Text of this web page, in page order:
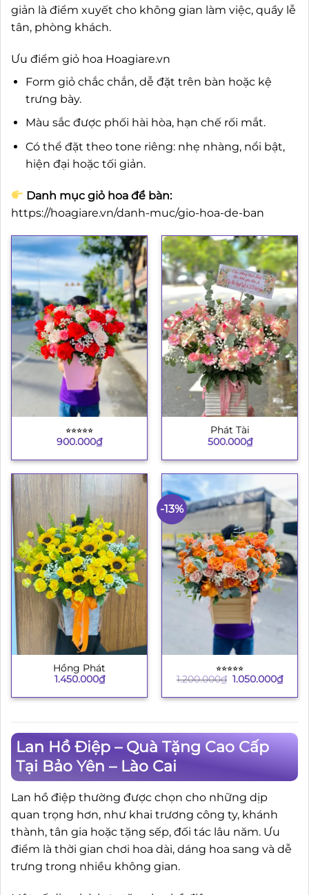
giản là điểm xuyết cho không gian làm việc, quầy lễ
tân, phòng khách.
Ưu điểm giỏ hoa Hoagiare.vn
Form giỏ chắc chắn, dễ đặt trên bàn hoặc kệ
trưng bày.
Màu sắc được phối hài hòa, hạn chế rối mắt.
Có thể đặt theo tone riêng: nhẹ nhàng, nổi bật,
hiện đại hoặc tối giản.
Danh mục giỏ hoa để bàn:
https://hoagiare.vn/danh-muc/gio-hoa-de-ban
⭐︎⭐︎⭐︎⭐︎⭐︎
900.000₫
Phát Tài
500.000₫
Hồng Phát
1.450.000₫
-13%
⭐︎⭐︎⭐︎⭐︎⭐︎
1.200.000₫ Giá
là:
1.050.000₫Giá
hiện
tại
Lan Hồ Điệp – Quà Tặng Cao Cấp
Tại Bảo Yên – Lào Cai
Lan hồ điệp thường được chọn cho những dịp
quan trọng hơn, như khai trương công ty, khánh
thành, tân gia hoặc tặng sếp, đối tác lâu năm. Ưu
điểm là thời gian chơi hoa dài, dáng hoa sang và dễ
trưng trong nhiều không gian.